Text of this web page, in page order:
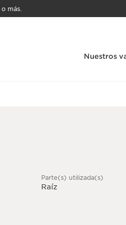
o más.
Nuestros
Parte(s) utilizada(s)
Raíz